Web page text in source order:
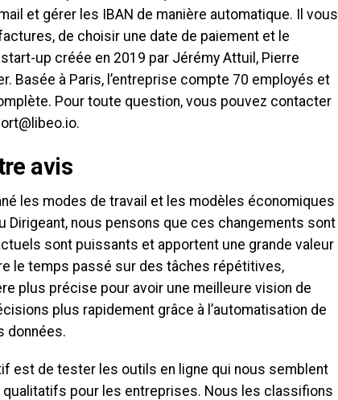
et gérer les IBAN de manière automatique. Il vous
de choisir une date de paiement et le
up créée en 2019 par Jérémy Attuil, Pierre
Basée à Paris, l’entreprise compte 70 employés et
Pour toute question, vous pouvez contacter
.
avis
les modes de travail et les modèles économiques
Dirigeant, nous pensons que ces changements sont
sont puissants et apportent une grande valeur
le temps passé sur des tâches répétitives,
plus précise pour avoir une meilleure vision de
plus rapidement grâce à l’automatisation de
données.
est de tester les outils en ligne qui nous semblent
pour les entreprises. Nous les classifions